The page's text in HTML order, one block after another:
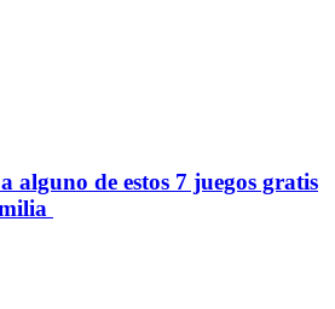
alguno de estos 7 juegos gratis